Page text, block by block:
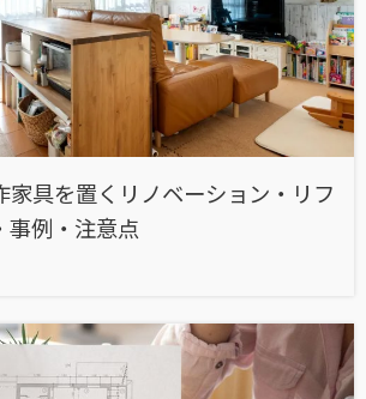
家具を置くリノベーション・リフ
事例・注意点